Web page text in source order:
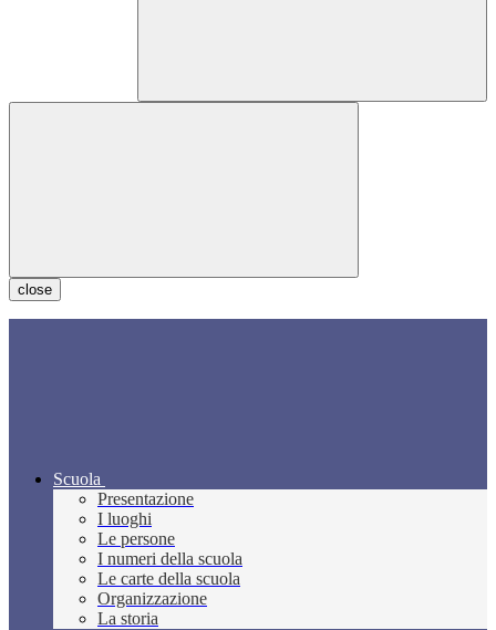
close
Scuola
Presentazione
I luoghi
Le persone
I numeri della scuola
Le carte della scuola
Organizzazione
La storia